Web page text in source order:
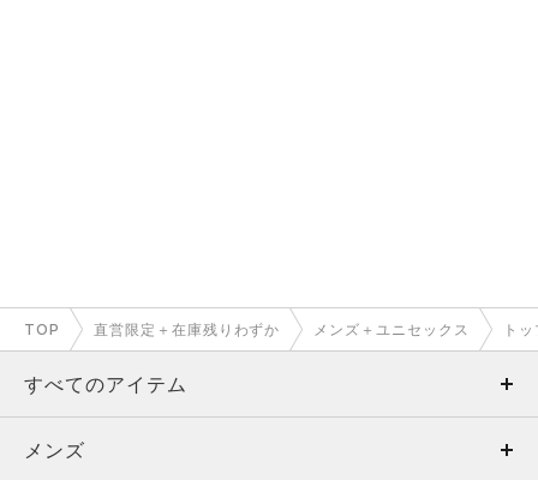
TOP 直営限定＋在庫残りわずか メンズ＋ユニセックス ト
すべてのアイテム
メンズ
メンズ